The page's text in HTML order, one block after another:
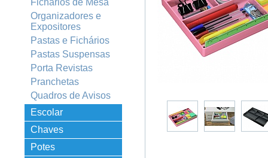
Fichários de Mesa
Organizadores e
Expositores
Pastas e Fichários
Pastas Suspensas
Porta Revistas
Pranchetas
Quadros de Avisos
Escolar
Chaves
Potes